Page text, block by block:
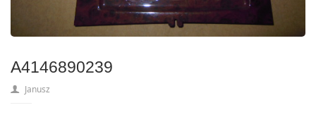
A4146890239
Janusz